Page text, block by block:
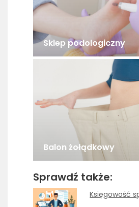
Sklep podologiczny
Balon żołądkowy
Sprawdź także:
Księgowość